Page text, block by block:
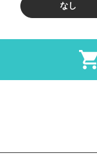
なし